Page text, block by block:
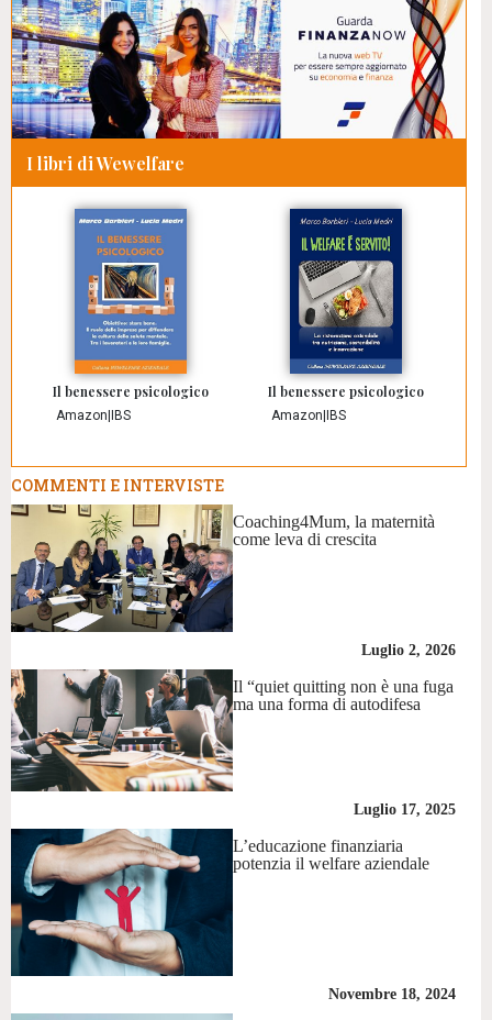
I libri di Wewelfare
Il benessere psicologico
Amazon IBS
Il benessere psicologico
Amazon IBS
COMMENTI E INTERVISTE
Coaching4Mum, la maternità
come leva di crescita
Luglio 2, 2026
Il “quiet quitting non è una fuga
ma una forma di autodifesa
Luglio 17, 2025
L’educazione finanziaria
potenzia il welfare aziendale
Novembre 18, 2024